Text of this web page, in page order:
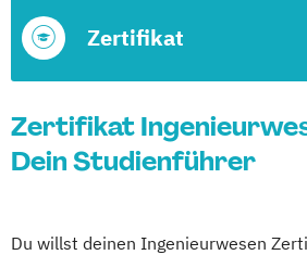
Zertifikat
Zertifikat
Dein Studienführer
Du willst deinen Ingenieurwesen